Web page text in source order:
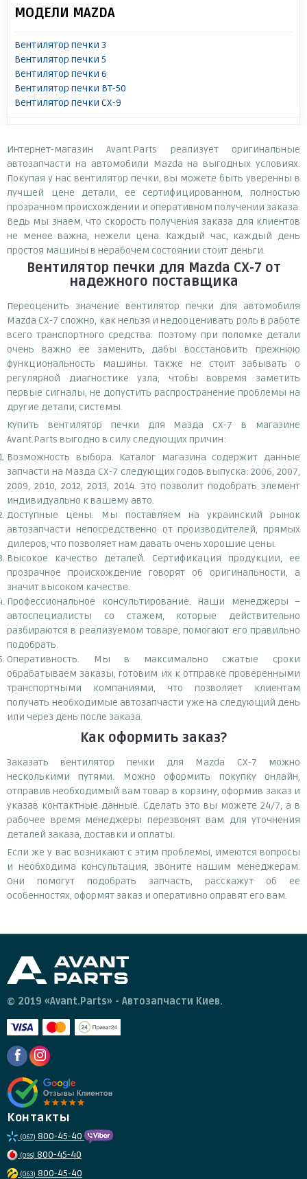
МОДЕЛИ MAZDA
Вентилятор печки 3
Вентилятор печки 5
Вентилятор печки 6
Вентилятор печки BT-50
Вентилятор печки CX-9
Интернет-магазин Avant.Parts реализует оригинальные
автозапчасти на автомобили Mazda на выгодных условиях.
Покупая у нас вентилятор печки, вы можете быть уверенны в
лучшей цене детали, ее сертифицированном, полностью
прозрачном происхождении и оперативном получении заказа.
Ведь мы знаем, что скорость получения заказа для клиентов
не менее важна, нежели цена. Каждый час, каждый день
простоя машины в нерабочем состоянии стоит деньги.
Вентилятор печки для Mazda CX-7 от
надежного поставщика
Переоценить значение вентилятор печки для автомобиля
Mazda CX-7 сложно, как нельзя и недооценивать роль в работе
всего транспортного средства. Поэтому при поломке детали
очень важно ее заменить, дабы восстановить прежнюю
функциональность машины. Также не стоит забывать о
регулярной диагностике узла, чтобы вовремя заметить
первые сигналы, не допустить распространение проблемы на
другие детали, системы.
Купить вентилятор печки для Мазда СХ-7 в магазине
Avant.Parts выгодно в силу следующих причин:
Возможность выбора. Каталог магазина содержит данные
запчасти на Мазда СХ-7 следующих годов выпуска: 2006, 2007,
2009, 2010, 2012, 2013, 2014. Это позволит подобрать элемент
индивидуально к вашему авто.
Доступные цены. Мы поставляем на украинский рынок
автозапчасти непосредственно от производителей, прямых
дилеров, что позволяет нам давать очень хорошие цены.
Высокое качество деталей. Сертификация продукции, ее
прозрачное происхождение говорят об оригинальности, а
значит высоком качестве.
Профессиональное консультирование. Наши менеджеры –
автоспециалисты со стажем, которые действительно
разбираются в реализуемом товаре, помогают его правильно
подобрать.
Оперативность. Мы в максимально сжатые сроки
обрабатываем заказы, готовим их к отправке проверенными
транспортными компаниями, что позволяет клиентам
получать необходимые автозапчасти уже на следующий день
или через день после заказа.
Как оформить заказ?
Заказать вентилятор печки для Mazda CX-7 можно
несколькими путями. Можно оформить покупку онлайн,
отправив необходимый вам товар в корзину, оформив заказ и
указав контактные данные. Сделать это вы можете 24/7, а в
рабочее время менеджеры перезвонят вам для уточнения
деталей заказа, доставки и оплаты.
Если же у вас возникают с этим проблемы, имеются вопросы
и необходима консультация, звоните нашим менеджерам.
Они помогут подобрать запчасть, расскажут об ее
особенностях, оформят заказ и оперативно оправят его вам.
© 2019 «Avant.Parts» - Автозапчасти Киев.
Контакты
(067) 800-45-40
(095) 800-45-40
(063) 800-45-40